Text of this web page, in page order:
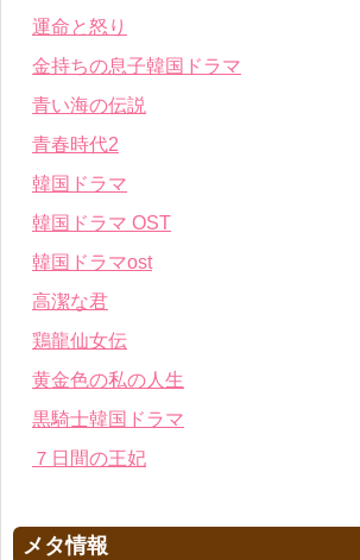
運命と怒り
金持ちの息子韓国ドラマ
青い海の伝説
青春時代2
韓国ドラマ
韓国ドラマ OST
韓国ドラマost
高潔な君
鶏龍仙女伝
黄金色の私の人生
黒騎士韓国ドラマ
７日間の王妃
メタ情報